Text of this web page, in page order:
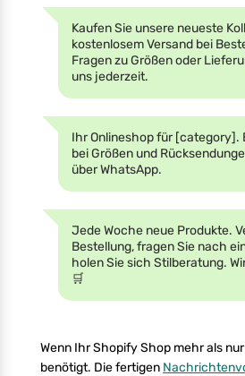
Kaufen Sie unsere neueste
kostenlosem Versand bei
Fragen zu Größen oder
uns jederzeit.
Ihr Onlineshop für [category].
bei Größen und
über WhatsApp.
Jede Woche neue Produkte.
Bestellung, fragen Sie nach
holen Sie sich Stilberatung.
🛒
Wenn Ihr Shopify Shop mehr als
benötigt. Die fertigen